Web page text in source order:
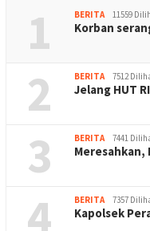
1 BERITA 11559
Korban
2 BERITA 7512
Jelang HUT
3 BERITA 7441
Meresahkan,
4 BERITA 7357
Kapolsek